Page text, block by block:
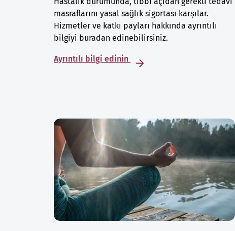
masraflarını yasal sağlık sigortası karşılar.
Hizmetler ve katkı payları hakkında ayrıntılı
bilgiyi buradan edinebilirsiniz.
Ayrıntılı bilgi edinin